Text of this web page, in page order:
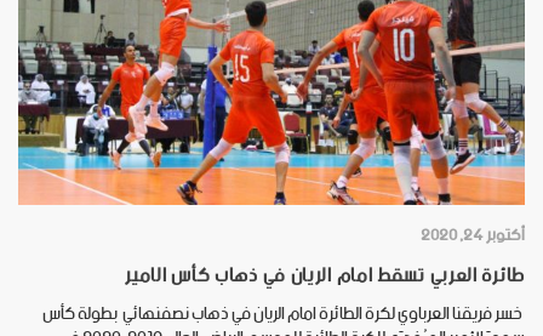
أكتوبر 24, 2020
طائرة العربي تسقط امام الريان في ذهاب كأس الامير
خسر فريقنا العرباوي لكرة الطائرة امام الريان في ذهاب نصفنهائي بطولة كأس